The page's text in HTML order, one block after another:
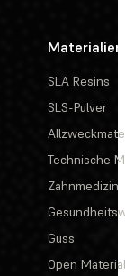
Materialien
SLA Resins
SLS-Pulver
Technische
Zahnmedizin
Guss
Open